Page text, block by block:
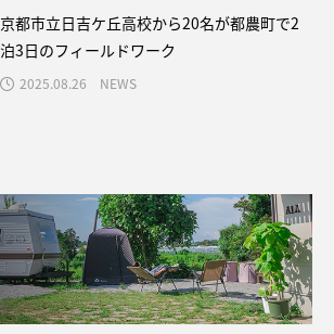
京都市立日吉ケ丘高校から20名が都農町で2
泊3日のフィールドワーク
2025.08.26 NEWS